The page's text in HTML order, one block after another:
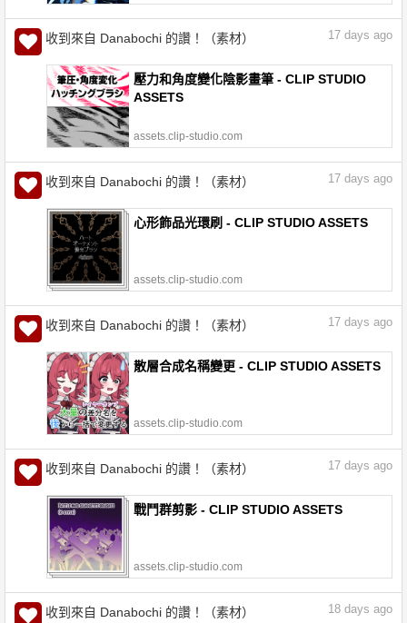
收到來自 Danabochi 的讚！（素材） 17 days ago
壓力和角度變化陰影畫筆 - CLIP STUDIO
ASSETS
assets.clip-studio.com
收到來自 Danabochi 的讚！（素材） 17 days ago
心形飾品光環刷 - CLIP STUDIO ASSETS
assets.clip-studio.com
收到來自 Danabochi 的讚！（素材） 17 days ago
散層合成名稱變更 - CLIP STUDIO ASSETS
assets.clip-studio.com
收到來自 Danabochi 的讚！（素材） 17 days ago
戰鬥群剪影 - CLIP STUDIO ASSETS
assets.clip-studio.com
收到來自 Danabochi 的讚！（素材） 18 days ago